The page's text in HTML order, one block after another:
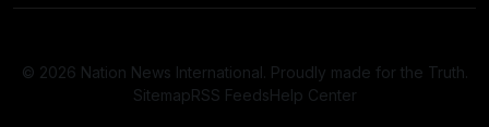
© 2026 Nation News International. Proudly made for the Truth.
SitemapRSS FeedsHelp Center